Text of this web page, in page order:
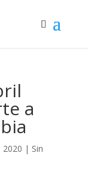
a
2020 | Sin